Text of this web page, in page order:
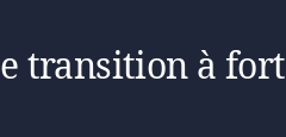
transition à fort